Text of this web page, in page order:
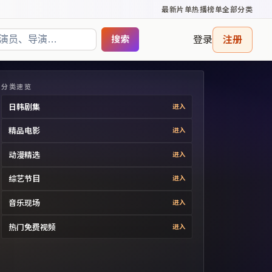
最新片单热播榜单全部分类
搜索 登录 注册
分类速览
日韩剧集 进入
精品电影 进入
动漫精选 进入
综艺节目 进入
音乐现场 进入
热门免费视频 进入